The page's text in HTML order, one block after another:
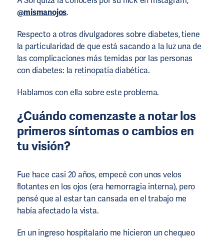
@mismanojos.
Respecto a otros divulgadores sobre diabetes, tiene
la particularidad de que está sacando a la luz una de
las complicaciones más temidas por las personas
con diabetes: la retinopatíadiabética.
Hablamos con ella sobre este problema.
¿Cuándo comenzaste a notar los
primeros síntomas o cambios en
tu visión?
Fue hace casi 20 años, empecé con unos velos
flotantes en los ojos (era hemorragia interna), pero
pensé que al estar tan cansada en el trabajo me
había afectado la vista.
En un ingreso hospitalario me hicieron un chequeo